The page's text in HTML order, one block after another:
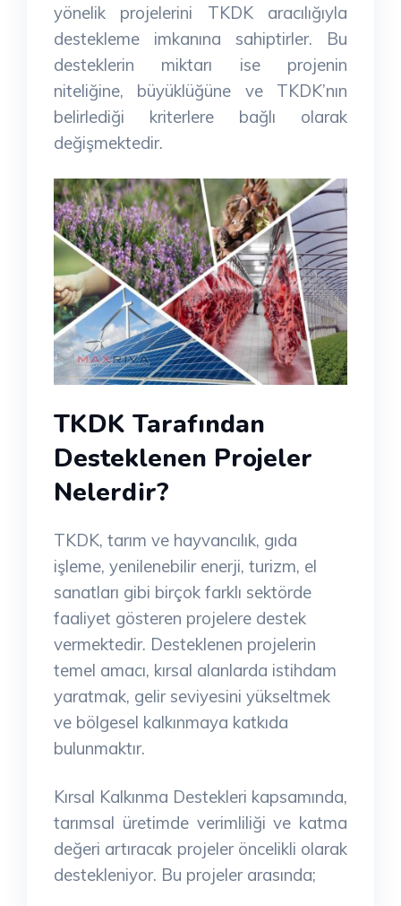
yönelik projelerini TKDK aracılığıyla
destekleme imkanına sahiptirler. Bu
desteklerin miktarı ise projenin
niteliğine, büyüklüğüne ve TKDK’nın
belirlediği kriterlere bağlı olarak
değişmektedir.
TKDK Tarafından
Desteklenen Projeler
Nelerdir?
TKDK, tarım ve hayvancılık, gıda
işleme, yenilenebilir enerji, turizm, el
sanatları gibi birçok farklı sektörde
faaliyet gösteren projelere destek
vermektedir. Desteklenen projelerin
temel amacı, kırsal alanlarda istihdam
yaratmak, gelir seviyesini yükseltmek
ve bölgesel kalkınmaya katkıda
bulunmaktır.
Kırsal Kalkınma Destekleri kapsamında,
tarımsal üretimde verimliliği ve katma
değeri artıracak projeler öncelikli olarak
destekleniyor. Bu projeler arasında;